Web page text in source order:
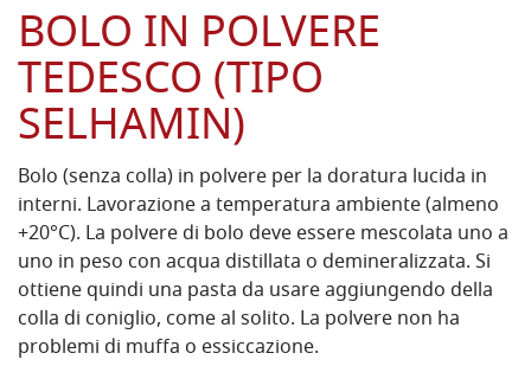
BOLO IN POLVERE
TEDESCO (TIPO
SELHAMIN)
Bolo (senza colla) in polvere per la doratura lucida in
interni. Lavorazione a temperatura ambiente (almeno
+20°C). La polvere di bolo deve essere mescolata uno a
uno in peso con acqua distillata o demineralizzata. Si
ottiene quindi una pasta da usare aggiungendo della
colla di coniglio, come al solito. La polvere non ha
problemi di muffa o essiccazione.